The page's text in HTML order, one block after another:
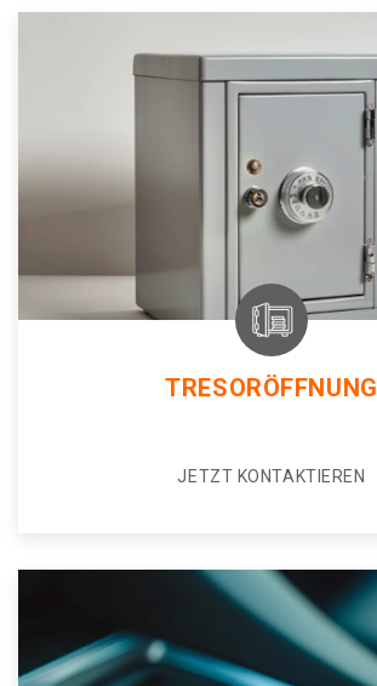
TRESORÖFFNUNG
JETZT KONTAKTIEREN